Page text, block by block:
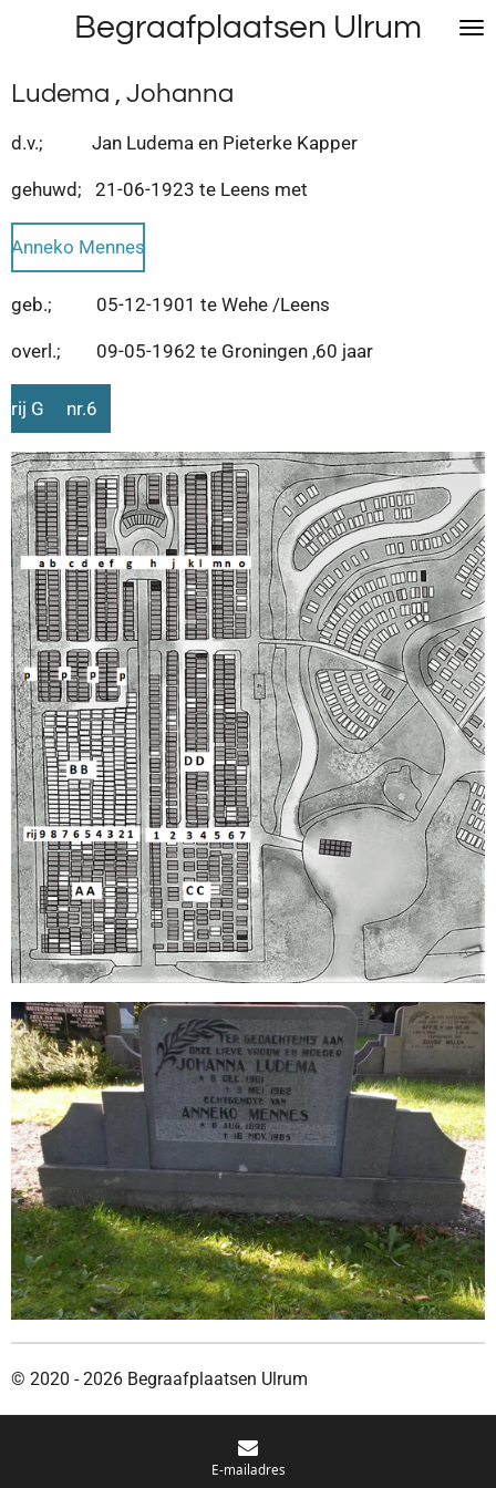
naar
de
hoofdinhoud
Begraafplaatsen Ulrum
Ludema , Johanna
d.v.; Jan Ludema en Pieterke Kapper
gehuwd; 21-06-1923 te Leens met
Anneko Mennes
geb.; 05-12-1901 te Wehe /Leens
overl.; 09-05-1962 te Groningen ,60 jaar
rij G nr.6
© 2020 - 2026 Begraafplaatsen Ulrum
E-mailadres